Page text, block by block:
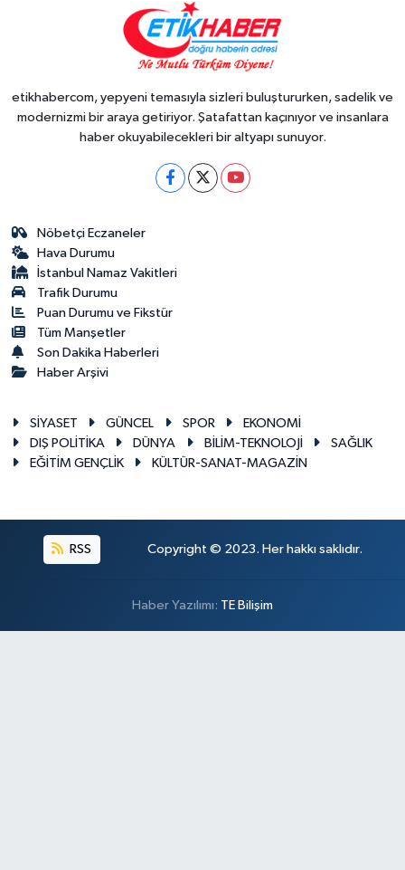
etikhabercom, yepyeni temasıyla sizleri buluştururken, sadelik ve
modernizmi bir araya getiriyor. Şatafattan kaçınıyor ve insanlara
haber okuyabilecekleri bir altyapı sunuyor.
Nöbetçi Eczaneler
Hava Durumu
İstanbul Namaz Vakitleri
Trafik Durumu
Puan Durumu ve Fikstür
Tüm Manşetler
Son Dakika Haberleri
Haber Arşivi
SİYASET GÜNCEL SPOR
EKONOMİ
DIŞ POLİTİKA
DÜNYA BİLİM-TEKNOLOJİ
SAĞLIK
EĞİTİM GENÇLİK
KÜLTÜR-SANAT-MAGAZİN
RSS Copyright © 2023. Her hakkı saklıdır.
Haber Yazılımı: TE Bilişim